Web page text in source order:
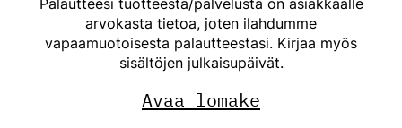
Palautteesi tuotteesta/palvelusta on asiakkaalle
arvokasta tietoa, joten ilahdumme
vapaamuotoisesta palautteestasi. Kirjaa myös
sisältöjen julkaisupäivät.
Avaa lomake